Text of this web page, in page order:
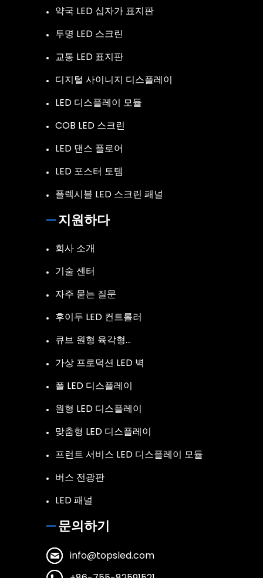
약국 LED 십자가 표지판
투명 LED 스크린
교통 LED 표지판
디지털 사이니지 디스플레이
LED 디스플레이 모듈
COB LED 스크린
LED 댄스 플로어
LED 포스터 토템
플렉시블 LED 스크린 패널
지원하다
회사 소개
기술 센터
자주 묻는 질문
후이두 LED 컨트롤러
큐브 원형 육각형…
가상 프로덕션 LED 벽
폴 LED 디스플레이
원형 LED 디스플레이
맞춤형 LED 디스플레이
프런트 서비스 LED 디스플레이 모듈
버스 전광판
LED 패널
문의하기
info@topsled.com